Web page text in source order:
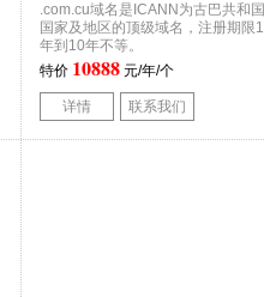
.com.cu域名是ICANN为古巴共和国
国家及地区的顶级域名，注册期限1
年到10年不等。
特价 10888 元/年/个
详情 联系我们